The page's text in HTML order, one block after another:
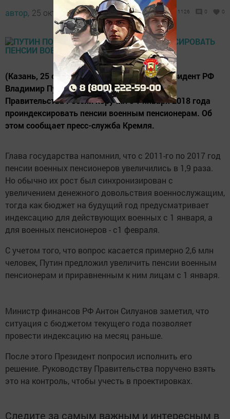
автор, 25 октября 2017 - 12:55 1126 0 0
(Казань, 25 октября, «Татар-информ»). Президент РФ
Владимир Путин на совещании с членами
Правительства России поручил с 1 января 2018 года
проиндексировать пенсии военным пенсионерам. Об
этом сообщает пресс-служба Кремля.
Глава государства напомнил, что с 2011-го по 2017 год
пенсии военных пенсионеров увеличились в 1,9 раза.
Но обычно их рост был синхронизирован с
увеличением денежного довольствия военнослужащим,
тогда как бюджет на будущий год предусматривает
индексацию для действующих военных с 1 января, а
для военных пенсионеров - с1 февраля.
С учетом того, что вопрос касается примерно 2,6 млн
человек, Путин предложил увеличить пенсии военным
пенсионерам и приравненным к ним лицам с 1 января.
Министр финансов РФ Антон Силуанов заметил, что
ситуация с бюджетом текущего года позволяет
провести индексацию на месяц раньше.
После этого Президент попросил исполнить его
решение. Руководству Правительства поручено взять
это на контроль, чтобы учесть в проектировках.
Следите за самым важным и интересным в